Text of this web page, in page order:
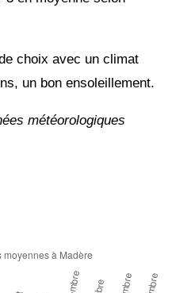
choix avec un climat
un bon ensoleillement.
météorologiques